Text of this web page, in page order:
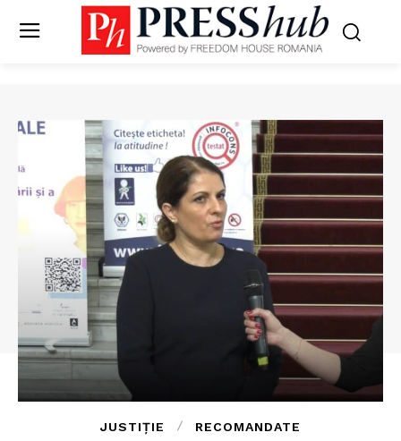
JUSTIȚIE RECOMANDATE